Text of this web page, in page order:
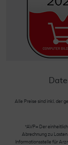
Alle Preise sind inkl. der
*AVP= Der
Abrechnung zu
Informationsstelle für